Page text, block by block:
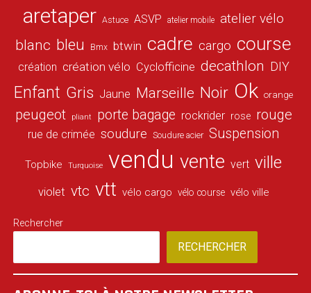
aretaper Astuce ASVP atelier mobile atelier vélo
blanc bleu Bmx btwin cadre cargo course
création création vélo Cyclofficine decathlon DIY
Enfant Gris Jaune Marseille Noir Ok orange
peugeot pliant porte bagage rockrider rose rouge
rue de crimée soudure Soudure acier Suspension
Topbike Turquoise vendu vente vert ville
violet vtc vtt vélo cargo vélo course vélo ville
Rechercher
RECHERCHER